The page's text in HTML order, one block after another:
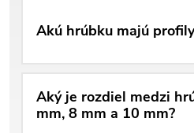
Akú hrúbku majú
Aký je rozdiel medzi
mm, 8 mm a 10 mm?